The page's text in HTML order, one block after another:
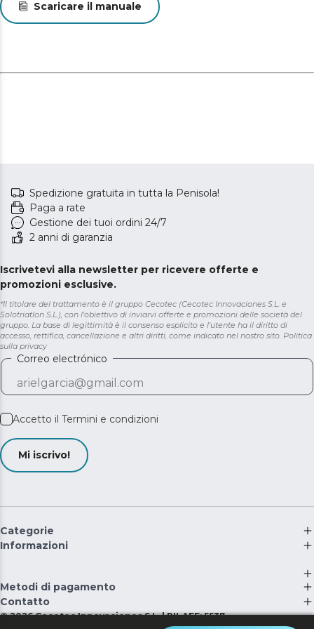
Scaricare il manuale
Spedizione gratuita in tutta la Penisola!
Paga a rate
Gestione dei tuoi ordini 24/7
2 anni di garanzia
Iscrivetevi alla newsletter per ricevere offerte e
promozioni esclusive.
*Il titolare del trattamento è il gruppo Cecotec (Cecotec Innovaciones S.L. e
Solotriatlon S.L.), con l'obiettivo di inviarvi offerte e promozioni delle società del
gruppo. La base di legittimità è il consenso esplicito e l'utente ha il diritto di
accesso, rettifica, cancellazione e altri diritti, come indicato nel nostro sito. Politica
sulla privacy
Correo electrónico
Accetto il Termini e condizioni
Mi iscrivo!
Categorie
Informazioni
Metodi di pagamento
Contatto
©2026 Cecotec Innovaciones S.L. | RII-AEE: 5537